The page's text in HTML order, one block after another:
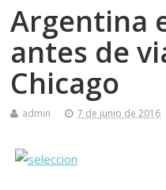
Argentina
antes de
Chicago
admin 7 de junio de 2016